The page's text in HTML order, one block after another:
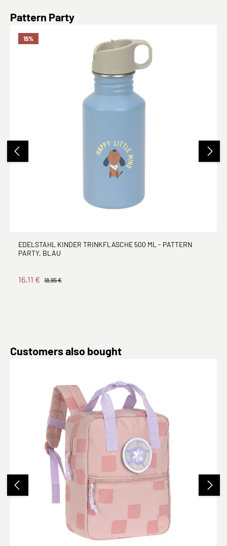
Produktgalerie überspringen
Pattern Party
15%
EDELSTAHL KINDER TRINKFLASCHE 500 ML - PATTERN
PARTY, BLAU
16,11 € 18,95 €
Produktgalerie überspringen
Customers also bought